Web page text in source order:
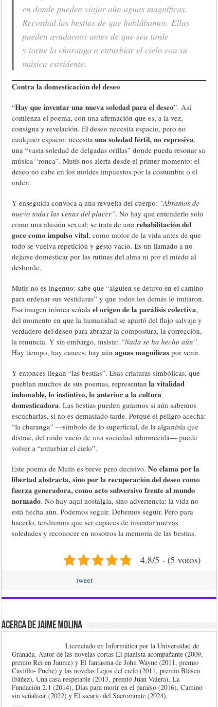
en donde pueden viajar aún aguas magníficas.
Recordad las bestias de que hablábamos. Ellas
pueden ayudarnos antes de que sea tarde
y torne la charanga a enturbiar el cielo con su
música estridente.
Contra la domesticación del deseo
“Hay que inventar una nueva soledad para el deseo”. Así
comienza el poema, con una afirmación que es, a la vez,
consigna y revelación. El deseo necesita espacio, pero no
cualquier espacio: necesitauna soledad fértil, no represiva,
una “vasta soledad de delgadas orillas” donde pueda resonar su
música “ronca”. Mutis nos alerta desde el primer momento: el
deseo no cabe en los moldes impuestos por la costumbre o el
orden.
Y enseguida convoca a una revuelta del cuerpo: “Abramos de
nuevo todas las venas del placer”. No hay que entenderlo solo
como una alusión sexual; se trata de unarehabilitación del
goce como impulso vital, como motor de la vida antes de que
todo se vuelva repetición y gesto vacío. Es un llamado a no
dejarse domesticar por las rutinas del alma ni por el miedo al
desborde.
Mutis no es ingenuo: sabe que “alguien se detuvo en el camino
para ordenar sus vestiduras” y que todos los demás lo imitaron.
Esa imagen irónica señalael origen de la parálisis colectiva,
del momento en que la humanidad se apartó del flujo salvaje y
verdadero del deseo para abrazar la compostura, la corrección,
la renuncia. Y sin embargo, insiste: “Nada se ha hecho aún”.
Hay tiempo, hay cauces, hay aúnaguas magníficas por venir.
Y entonces llegan “las bestias”. Esas criaturas simbólicas, que
pueblan muchos de sus poemas, representanla vitalidad
indomable, lo instintivo, lo anterior a la cultura
domesticadora. Las bestias pueden guiarnos si aún sabemos
escucharlas, si no es demasiado tarde. Porque el peligro acecha:
“la charanga” —símbolo de lo superficial, de la algarabía que
distrae, del ruido vacío de una sociedad adormecida— puede
volver a “enturbiar el cielo”.
Este poema de Mutis es breve pero decisivo.No clama por la
libertad abstracta, sino por la recuperación del deseo como
fuerza generadora, como acto subversivo frente al mundo
normado. No hay aquí nostalgia, sino advertencia: la vida no
está hecha aún. Podemos seguir. Debemos seguir. Pero para
hacerlo, tendremos que ser capaces de inventar nuevas
soledades y reconocer en nosotros la memoria de las bestias.
4.8/5 - (5 votos)
tweet
Acerca de Jaime Molina
Licenciado en Informática por la Universidad de
Granada. Autor de las novelas cortas El pianista acompañante (2009,
premio Rei en Jaume) y El fantasma de John Wayne (2011, premio
Castillo- Puche) y las novelas Lejos del cielo (2011, premio Blasco
Ibáñez), Una casa respetable (2013, premio Juan Valera), La
Fundación 2.1 (2014), Días para morir en el paraíso (2016), Camino
sin señalizar (2022) y El sicario del Sacromonte (2024).